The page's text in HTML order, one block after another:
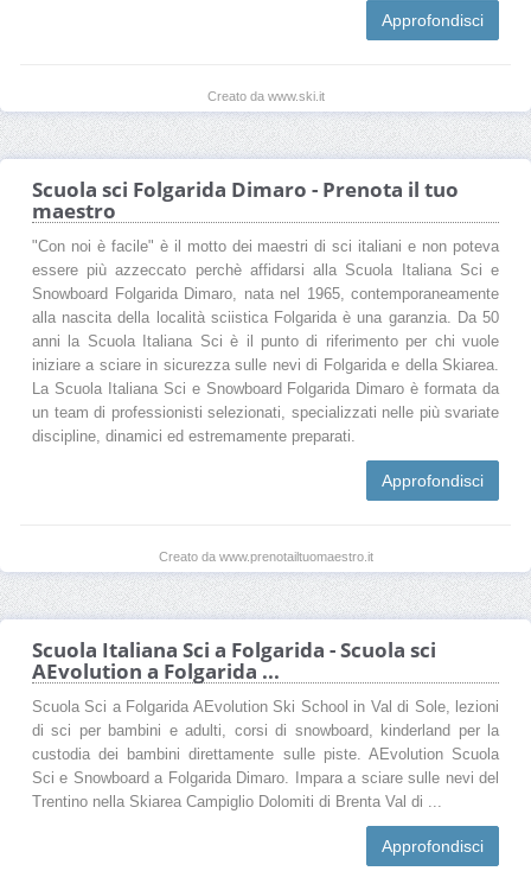
Approfondisci
Creato da www.ski.it
Scuola sci Folgarida Dimaro - Prenota il tuo
maestro
"Con noi è facile" è il motto dei maestri di sci italiani e non poteva
essere più azzeccato perchè affidarsi alla Scuola Italiana Sci e
Snowboard Folgarida Dimaro, nata nel 1965, contemporaneamente
alla nascita della località sciistica Folgarida è una garanzia. Da 50
anni la Scuola Italiana Sci è il punto di riferimento per chi vuole
iniziare a sciare in sicurezza sulle nevi di Folgarida e della Skiarea.
La Scuola Italiana Sci e Snowboard Folgarida Dimaro è formata da
un team di professionisti selezionati, specializzati nelle più svariate
discipline, dinamici ed estremamente preparati.
Approfondisci
Creato da www.prenotailtuomaestro.it
Scuola Italiana Sci a Folgarida - Scuola sci
AEvolution a Folgarida ...
Scuola Sci a Folgarida AEvolution Ski School in Val di Sole, lezioni
di sci per bambini e adulti, corsi di snowboard, kinderland per la
custodia dei bambini direttamente sulle piste. AEvolution Scuola
Sci e Snowboard a Folgarida Dimaro. Impara a sciare sulle nevi del
Trentino nella Skiarea Campiglio Dolomiti di Brenta Val di ...
Approfondisci